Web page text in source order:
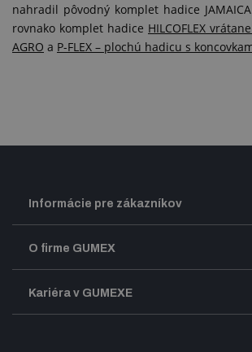
nahradil pôvodný komplet hadice
rovnako komplet hadice HILCOFLEX
AGRO a P-FLEX – plochú hadicu s
Informácie pre zákazníkov
Doprava a zasielanie tovaru
Obchodné podmienky
O firme GUMEX
Predstavenie firmy GUMEX
Kariéra v GUMEXE